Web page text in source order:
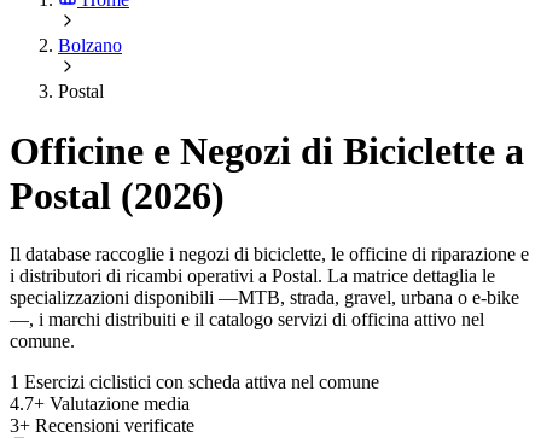
Bolzano
Postal
Officine e Negozi di Biciclette a
Postal (2026)
Il database raccoglie i negozi di biciclette, le officine di riparazione e
i distributori di ricambi operativi a Postal. La matrice dettaglia le
specializzazioni disponibili —MTB, strada, gravel, urbana o e-bike
—, i marchi distribuiti e il catalogo servizi di officina attivo nel
comune.
1 Esercizi ciclistici con scheda attiva nel comune
4.7+ Valutazione media
3+ Recensioni verificate